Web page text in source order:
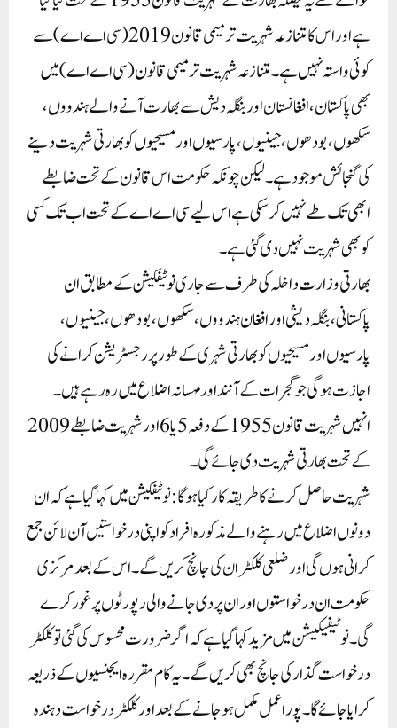
ہے اور اس کا متنازعہ شہریت ترمیمی قانون 2019 (سی اے اے) سے
کوئی واستہ نہیں ہے۔متنازعہ شہریت ترمیمی قانون (سی اے اے) میں
بھی پاکستان، افغانستان اور بنگلہ دیش سے بھارت آنے والے ہندووں،
سکھوں، بودھوں، جینیوں، پارسیوں اور مسیحیوں کو بھارتی شہریت دینے
کی گنجائش موجود ہے۔ لیکن چونکہ حکومت اس قانون کے تحت ضابطے
ابھی تک طے نہیں کرسکی ہے اس لیے سی اے اے کے تحت اب تک کسی
کو بھی شہریت نہیں دی گئی ہے۔
بھارتی وزارت داخلہ کی طرف سے جاری نوٹیفکیشن کے مطابق ان
پاکستانی، بنگلہ دیشی اور افغان ہندووں، سکھوں، بودھوں، جینیوں،
پارسیوں اور مسیحیوں کو بھارتی شہری کے طور پر رجسٹریشن کرانے کی
اجازت ہوگی جو گجرات کے آنند اور مہسانہ اضلاع میں رہ رہے ہیں۔
انہیں شہریت قانون 1955کے دفعہ 5 یا 6 اور شہریت ضابطے 2009
کے تحت بھارتی شہریت دی جائے گی۔
شہریت حاصل کرنے کا طریقہ کار کیا ہوگا:نوٹیفکیشن میں کہا گیا ہے کہ ان
دونوں اضلاع میں رہنے والے مذکورہ افراد کو اپنی درخواستیں آن لائن جمع
کرانی ہوں گی اور ضلعی کلکٹر ان کی جانچ کریں گے۔ اس کے بعد مرکزی
حکومت ان درخواستوں اور ان پر دی جانے والی رپورٹوں پر غور کرے
گی۔نوٹیفیکیشن میں مزید کہا گیا ہے کہ اگر ضرورت محسوس کی گئی تو کلکٹر
درخواست گذار کی جانچ بھی کریں گے۔ یہ کام مقررہ ایجنسیوں کے ذریعہ
کرایا جائے گا۔ پورا عمل مکمل ہوجانے کے بعد اور کلکٹر درخواست دہندہ